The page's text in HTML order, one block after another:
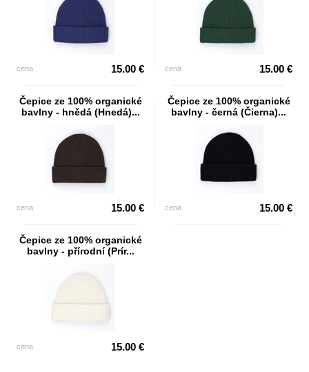
cena 15.00 € cena 15.00 €
Čepice ze 100% organické
bavlny - hnědá (Hnedá)...
cena 15.00 €
Čepice ze 100% organické
bavlny - černá (Čierna)...
cena 15.00 €
Čepice ze 100% organické
bavlny - přírodní (Prír...
cena 15.00 €